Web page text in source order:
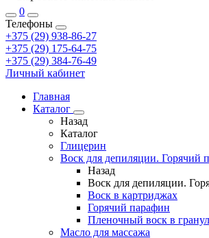
0
Телефоны
+375 (29) 938-86-27
+375 (29) 175-64-75
+375 (29) 384-76-49
Личный кабинет
Главная
Каталог
Назад
Каталог
Глицерин
Воск для депиляции. Горячий
Назад
Воск для депиляции.
Воск в картриджах
Горячий парафин
Пленочный воск в
Масло для массажа